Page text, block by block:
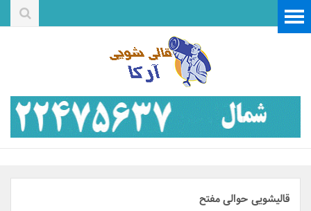
قالیشویی حوالی مفتح